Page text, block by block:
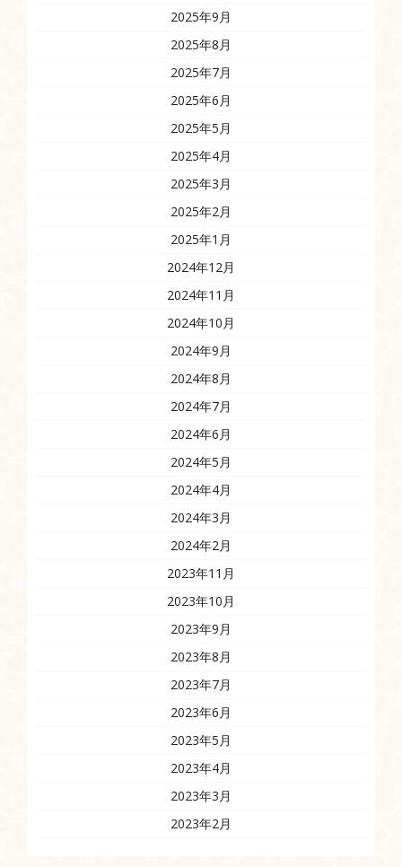
2025年9月
2025年8月
2025年7月
2025年6月
2025年5月
2025年4月
2025年3月
2025年2月
2025年1月
2024年12月
2024年11月
2024年10月
2024年9月
2024年8月
2024年7月
2024年6月
2024年5月
2024年4月
2024年3月
2024年2月
2023年11月
2023年10月
2023年9月
2023年8月
2023年7月
2023年6月
2023年5月
2023年4月
2023年3月
2023年2月